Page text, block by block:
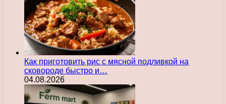
Как приготовить рис с мясной подливкой на
сковороде быстро и…
04.08.2026